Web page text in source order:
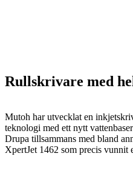
Rullskrivare med
Mutoh har utvecklat en
teknologi med ett nytt
Drupa tillsammans med bland
XpertJet 1462 som precis vunnit